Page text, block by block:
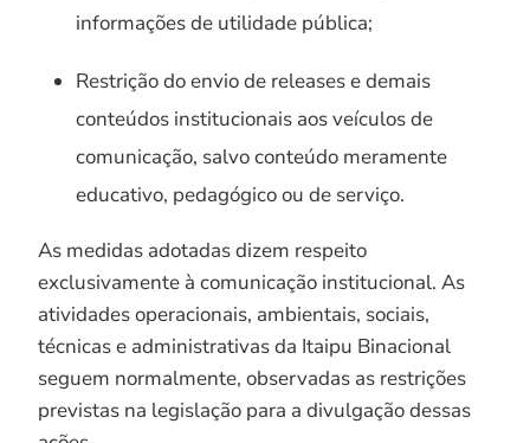
informações de utilidade pública;
Restrição do envio de releases e demais
conteúdos institucionais aos veículos de
comunicação, salvo conteúdo meramente
educativo, pedagógico ou de serviço.
As medidas adotadas dizem respeito
exclusivamente à comunicação institucional. As
atividades operacionais, ambientais, sociais,
técnicas e administrativas da Itaipu Binacional
seguem normalmente, observadas as restrições
previstas na legislação para a divulgação dessas